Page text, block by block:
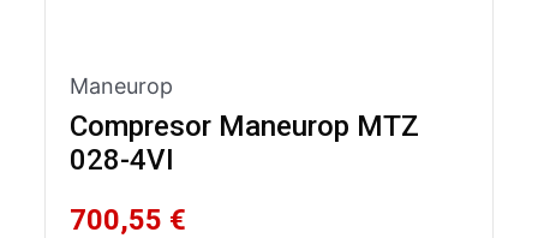
Maneurop
Compresor Maneurop MTZ
028-4VI
700,55 €